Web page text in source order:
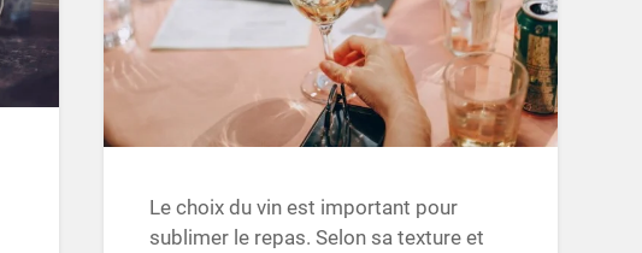
Le choix du vin est important pour
sublimer le repas. Selon sa texture et